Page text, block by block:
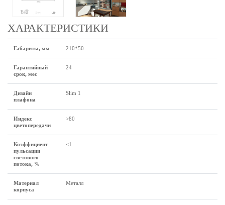
ХАРАКТЕРИСТИКИ
Габариты, мм 210*50
Гарантийный
срок, мес
24
Дизайн
плафона
Slim 1
Индекс
цветопередачи
>80
Коэффициент
пульсации
светового
потока, %
<1
Материал
корпуса
Металл